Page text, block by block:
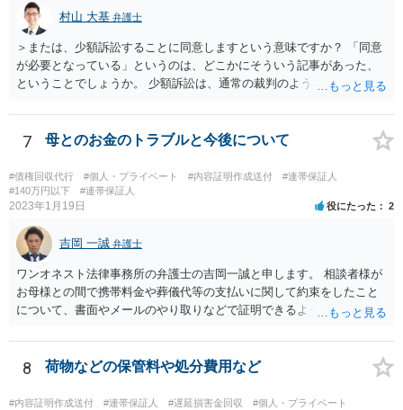
村山 大基 弁護士
＞または、少額訴訟することに同意しますという意味ですか？ 「同意
が必要となっている」というのは、どこかにそういう記事があった、
ということでしょうか。 少額訴訟は、通常の裁判のようなきちんとし
思います（多分）。 実際の流れとしては、少額訴訟では嫌だ、と被告
が考えた場合、 通常の訴訟でやってほしい、と裁判所に対して書類を
7 母とのお金のトラブルと今後について
#債権回収代行 #個人・プライベート #内容証明作成送付
#連帯保証人
#140万円以下
#連帯保証人
2023年1月19日 役にたった 2
吉岡 一誠 弁護士
ワンオネスト法律事務所の弁護士の吉岡一誠と申します。 相談者様が
お母様との間で携帯料金や葬儀代等の支払いに関して約束をしたこと
について、書面やメールのやり取りなどで証明できるようであれば、
の資力が乏しいとなると、判決が下りても実際に回収することができ
ない可能性があるため、不定期でも少しずつでも返済があるようであ
てもらう方が良いかもしれません。 なお、保証人欄の無断署名の件
8 荷物などの保管料や処分費用など
#内容証明作成送付 #連帯保証人 #遅延損害金回収 #個人・プライベート